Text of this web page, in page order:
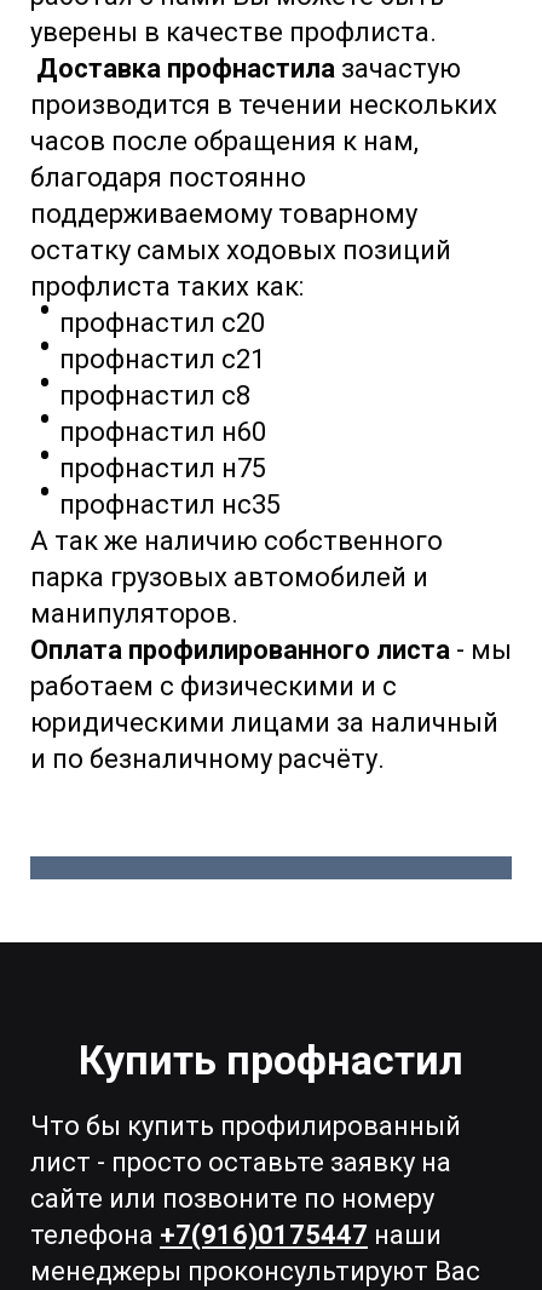
уверены в качестве профлиста.
Доставка профнастила зачастую
производится в течении нескольких
часов после обращения к нам,
благодаря постоянно
поддерживаемому товарному
остатку самых ходовых позиций
профлиста таких как:
профнастил с20
профнастил с21
профнастил с8
профнастил н60
профнастил н75
профнастил нс35
А так же наличию собственного
парка грузовых автомобилей и
манипуляторов.
Оплата профилированного листа - мы
работаем с физическими и с
юридическими лицами за наличный
и по безналичному расчёту.
Купить профнастил
Что бы купить профилированный
лист - просто оставьте заявку на
сайте или позвоните по номеру
телефона +7(916)0175447 наши
менеджеры проконсультируют Вас